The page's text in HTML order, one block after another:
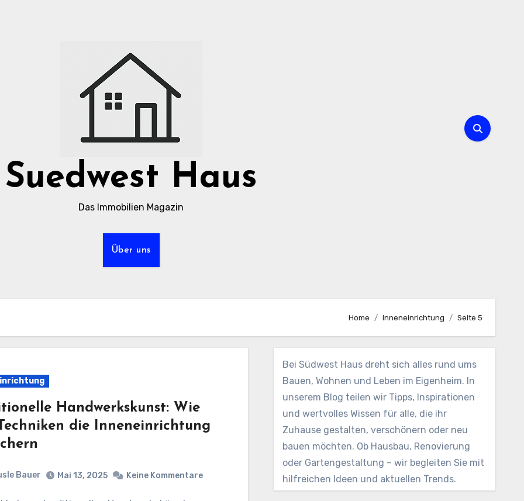
Suedwest Haus
Das Immobilien Magazin
Über uns
Home Inneneinrichtung Seite 5
Handwerkskunst: Wie
die Inneneinrichtung
Bauer Mai 13, 2025 Keine Kommentare
Bei Südwest Haus dreht sich alles rund ums
Bauen, Wohnen und Leben im Eigenheim. In
unserem Blog teilen wir Tipps, Inspirationen
und wertvolles Wissen für alle, die ihr
Zuhause gestalten, verschönern oder neu
bauen möchten. Ob Hausbau, Renovierung
oder Gartengestaltung – wir begleiten Sie mit
hilfreichen Ideen und aktuellen Trends.